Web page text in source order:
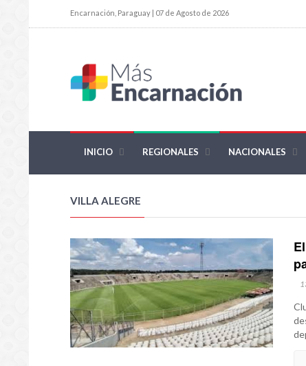
Encarnación, Paraguay | 07 de Agosto de 2026
INICIO REGIONALES NACIONALES
VILLA ALEGRE